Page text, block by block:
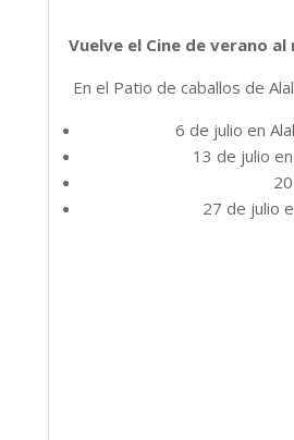
Vuelve el Cine de verano
En el Patio de caballos de
6 de julio en
13 de julio
27 de julio